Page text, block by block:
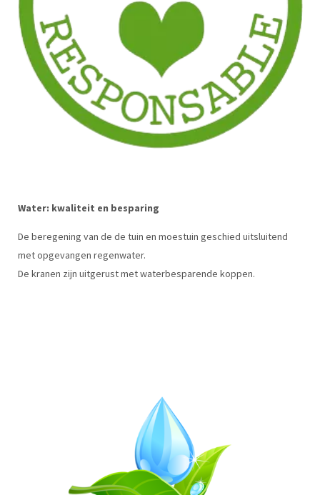
Water: kwaliteit en besparing
De beregening van de de tuin en moestuin geschied uitsluitend
met opgevangen regenwater.
De kranen zijn uitgerust met waterbesparende koppen.